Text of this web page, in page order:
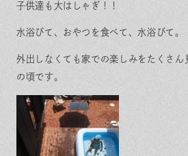
子供達も大はしゃぎ！！
水浴びて、おやつを食べて、水浴びて。
外出しなくても家での楽しみをたくさん
の頃です。
In
st
ag
ra
Fa
ce
bo
ok
LI
N
E